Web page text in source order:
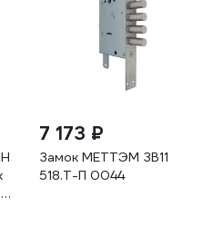
7 173 ₽
Замок МЕТТЭМ ЗВ11
518.Т-П 0044